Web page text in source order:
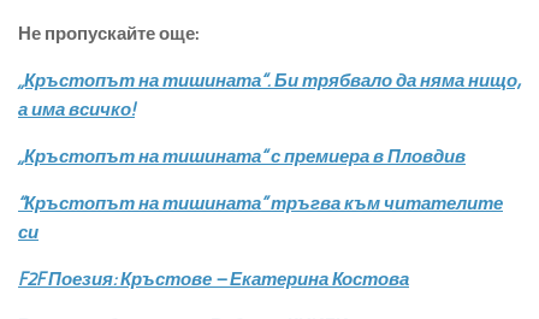
Не пропускайте още:
„Кръстопът на тишината“. Би трябвало да няма нищо,
а има всичко!
„Кръстопът на тишината“ с премиера в Пловдив
“Кръстопът на тишината” тръгва към читателите
си
F2F Поезия: Кръстове – Екатерина Костова